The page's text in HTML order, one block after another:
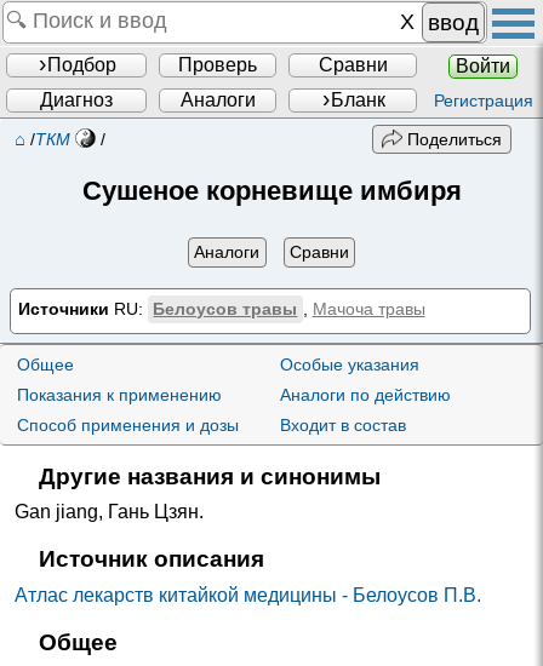
ввод
Подбор Проверь Сравни
Войти
Диагноз
Аналоги Бланк Регистрация
⌂ /ТКМ / Поделиться
Сушеное корневище имбиря
Аналоги Сравни
Источники RU: Белоусов травы Мачоча травы
Общее
Показания к применению
Способ применения и дозы
Особые указания
Аналоги по действию
Входит в состав
Другие названия и синонимы
Gan jiang, Гань Цзян.
Источник описания
Атлас лекарств китайкой медицины - Белоусов П.В.
Общее